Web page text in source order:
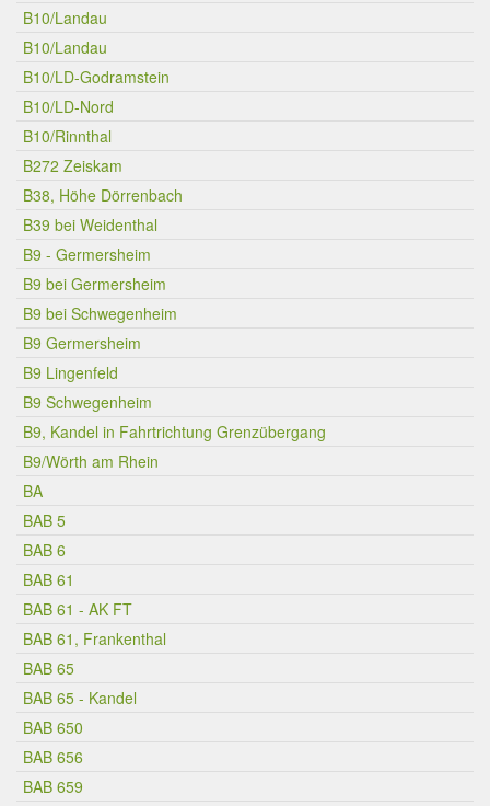
B10/Landau
B10/Landau
B10/LD-Godramstein
B10/LD-Nord
B10/Rinnthal
B272 Zeiskam
B38, Höhe Dörrenbach
B39 bei Weidenthal
B9 - Germersheim
B9 bei Germersheim
B9 bei Schwegenheim
B9 Germersheim
B9 Lingenfeld
B9 Schwegenheim
B9, Kandel in Fahrtrichtung Grenzübergang
B9/Wörth am Rhein
BA
BAB 5
BAB 6
BAB 61
BAB 61 - AK FT
BAB 61, Frankenthal
BAB 65
BAB 65 - Kandel
BAB 650
BAB 656
BAB 659